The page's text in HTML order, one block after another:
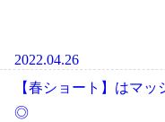
2022.04.26
【春ショート】はマッ
◎